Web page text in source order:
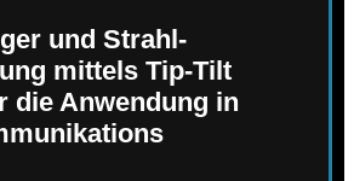
und Strahl-
mittels Tip-Tilt
die Anwendung in